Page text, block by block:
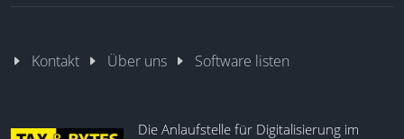
Kontakt Über uns Software listen
Die Anlaufstelle für Digitalisierung im